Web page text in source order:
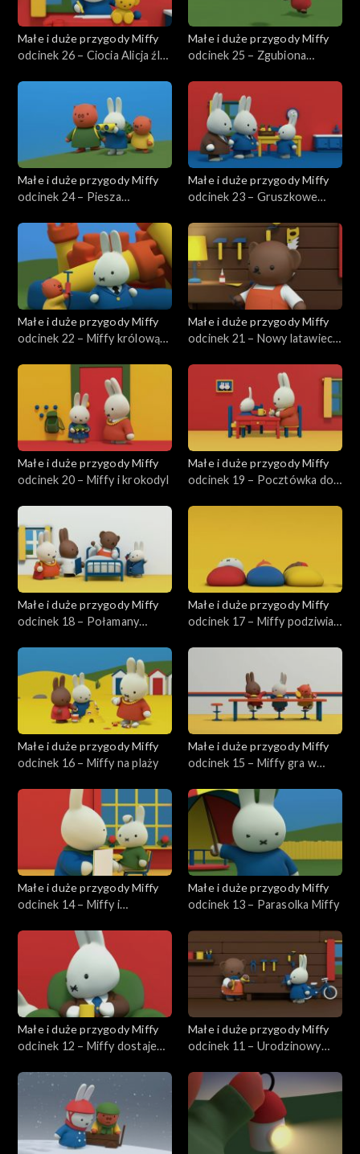
Małe i duże przygody Miffy
odcinek 26 – Ciocia Alicja źle
Małe i duże przygody Miffy
odcinek 25 – Zgubiona
Małe i duże przygody Miffy
odcinek 24 – Piesza
Małe i duże przygody Miffy
odcinek 23 – Gruszkowe
Małe i duże przygody Miffy
odcinek 22 – Miffy królową
Małe i duże przygody Miffy
odcinek 21 – Nowy latawiec
Małe i duże przygody Miffy
odcinek 20 – Miffy i krokodyl
Małe i duże przygody Miffy
odcinek 19 – Pocztówka do
Małe i duże przygody Miffy
odcinek 18 – Połamany
Małe i duże przygody Miffy
odcinek 17 – Miffy podziwia
Małe i duże przygody Miffy
odcinek 16 – Miffy na plaży
Małe i duże przygody Miffy
odcinek 15 – Miffy gra w
Małe i duże przygody Miffy
odcinek 14 – Miffy i
Małe i duże przygody Miffy
odcinek 13 – Parasolka Miffy
Małe i duże przygody Miffy
odcinek 12 – Miffy dostaje
Małe i duże przygody Miffy
odcinek 11 – Urodzinowy